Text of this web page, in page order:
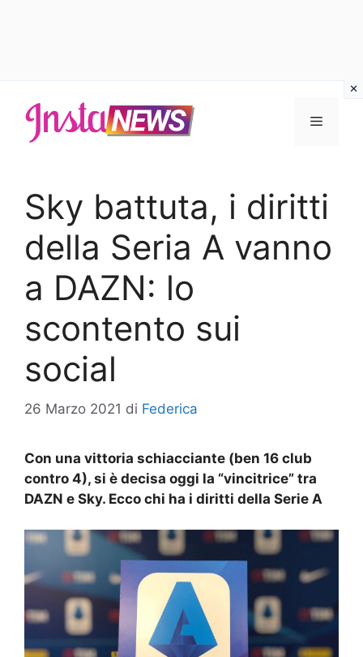
contenuto
Menu
Sky battuta, i diritti
della Seria A vanno
a DAZN: lo
scontento sui
social
26 Marzo 2021 di Federica
Con una vittoria schiacciante (ben 16 club
contro 4), si è decisa oggi la “vincitrice” tra
DAZN e Sky. Ecco chi ha i diritti della Serie A